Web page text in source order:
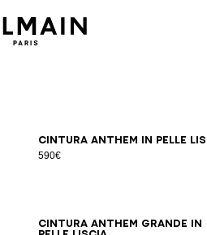
Cintura Anthem in pelle
590€
6570758085 90
Cintura Anthem grande in
707580859095